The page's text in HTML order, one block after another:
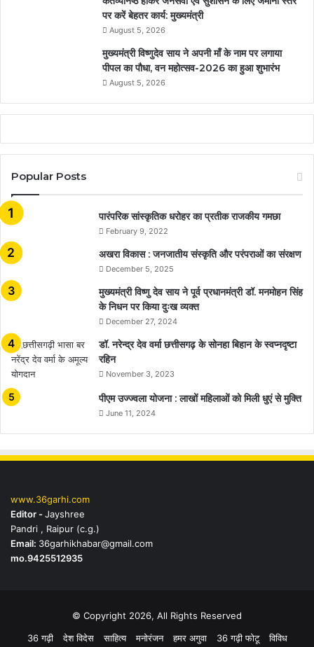
पर करें बेहतर कार्य: मुख्यमंत्री
August 5, 2026
मुख्यमंत्री विष्णुदेव साय ने अपनी माँ के नाम पर लगाया
पीपल का पौधा, वन महोत्सव-2026 का हुआ शुभारंभ
August 5, 2026
Popular Posts
​​​​​​​पारंपरिक सांस्कृतिक धरोहर का प्रतीक राजकीय गमछा
February 9, 2022
अखरा विकास : जनजातीय संस्कृति और परंपराओं का संरक्षण
December 5, 2025
मुख्यमंत्री विष्णु देव साय ने पूर्व प्रधानमंत्री डॉ. मनमोहन सिंह
के निधन पर किया दुःख व्यक्त
December 27, 2024
डॉ. नरेन्द्र देव वर्मा छत्तीसगढ़ के सोनहा बिहान के स्वप्नदृष्टा
रहिन
November 3, 2023
पीएम उज्ज्वला योजना : लाखों महिलाओं को मिली धुएं से मुक्ति
June 11, 2024
www.36garhi.com
Editor -Jayshree
Pandri , Raipur (c.g.)
Email: 36garhikhabar@gmail.com
mo.9425512935
© Copyright 2026, All Rights Reserved
36 गढ़ी
देश विदेस साहित्य मनोरंजन हमर अगुवा 36 गढ़ी फोटू विविध